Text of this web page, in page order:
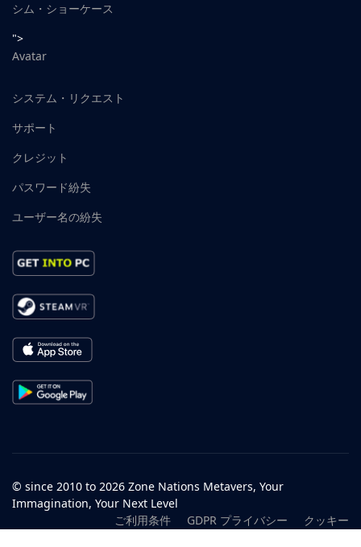
シム・ショーケース
">
Avatar
システム・リクエスト
サポート
クレジット
パスワード紛失
ユーザー名の紛失
© since 2010 to 2026 Zone Nations Metavers, Your
Immagination, Your Next Level
ご利用条件
GDPR プライバシー
クッキー